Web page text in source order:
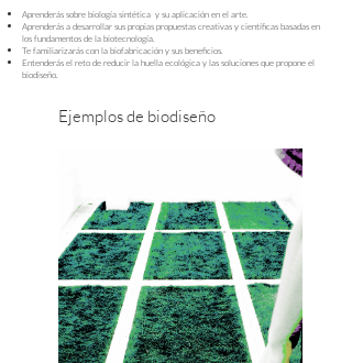
Aprenderás sobre biología sintética y su aplicación en el arte.
Aprenderás a desarrollar sus propias propuestas creativas y científicas basadas en
los fundamentos de la biotecnología.
Te familiarizarás con la biofabricación y sus beneficios.
Entenderás el reto de reducir la huella ecológica y las soluciones que propone el
biodiseño.
Ejemplos de biodiseño